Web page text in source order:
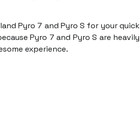
Pyro 7 and Pyro S for your quick
Pyro 7 and Pyro S are heavily
experience.